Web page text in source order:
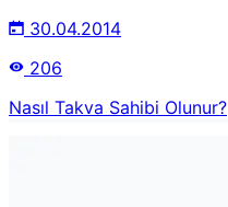
30.04.2014
206
Nasıl Takva Sahibi Olunur?